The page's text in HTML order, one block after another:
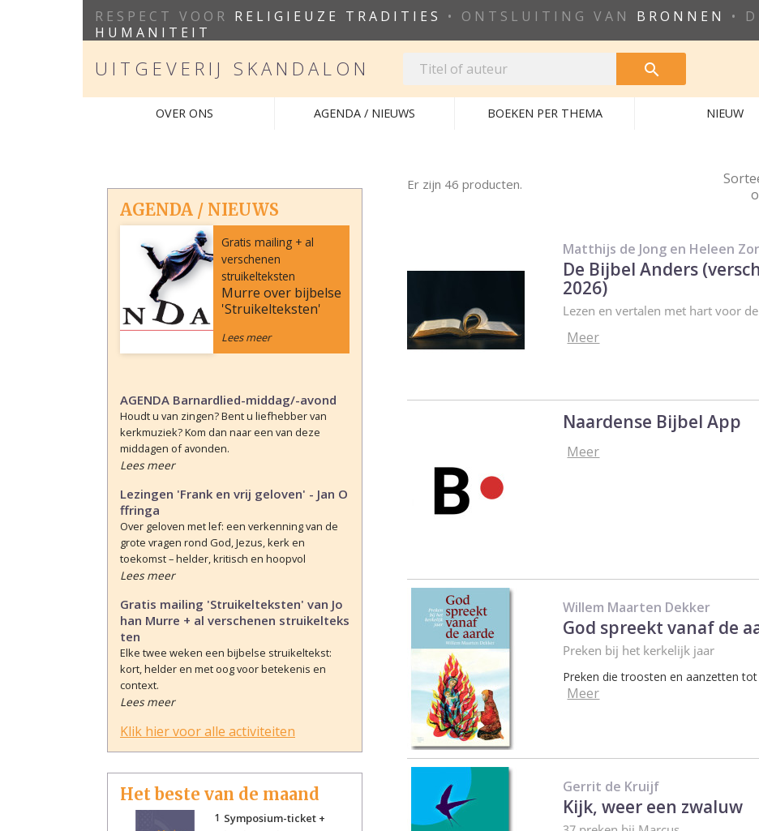
RESPECT VOOR RELIGIEUZE TRADITIES • ONTSLUITING VAN BRONNEN
•
HUMANITEIT
UITGEVERIJ SKANDALON 
OVER ONS AGENDA / NIEUWS BOEKEN PER THEMA NIEUW
AGENDA / NIEUWS
Gratis mailing + al
verschenen
struikelteksten
Murre over bijbelse
'Struikelteksten'
Lees meer
AGENDA Barnardlied-middag/-avond
Houdt u van zingen? Bent u liefhebber van
kerkmuziek? Kom dan naar een van deze
middagen of avonden.
Lees meer
Lezingen 'Frank en vrij geloven' - Jan O
ffringa
Over geloven met lef: een verkenning van de
grote vragen rond God, Jezus, kerk en
toekomst – helder, kritisch en hoopvol
Lees meer
Gratis mailing 'Struikelteksten' van Jo
han Murre + al verschenen struikelteks
ten
Elke twee weken een bijbelse struikeltekst:
kort, helder en met oog voor betekenis en
context.
Lees meer
Klik hier voor alle activiteiten
Het beste van de maand
1 Symposium-ticket +
Er zijn 46 producten.
Matthijs de Jong en Heleen
De Bijbel Anders
2026)
Lezen en vertalen met hart voor
Meer
Naardense Bijbel App
Meer
Willem Maarten Dekker
God spreekt vanaf de
Preken bij het kerkelijk jaar
Preken dietroosten en aanzetten tot
Meer
Gerrit de Kruijf
Kijk, weer een zwaluw